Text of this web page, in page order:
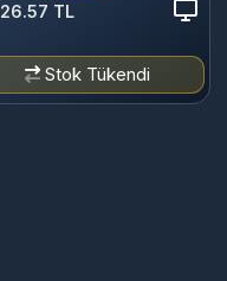
26.57 TL
Stok Tükendi